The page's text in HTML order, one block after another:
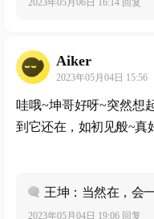
2023年05月06日 16:14 回复
Aiker
2023年05月04日 15:56
哇哦~坤哥好呀~突然想
到它还在，如初见般~真
王坤：当然在，会
2023年05月04日 19:06 回复